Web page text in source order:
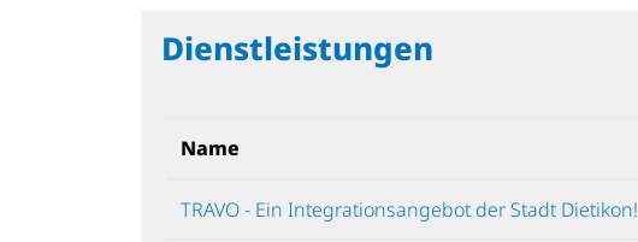
Dienstleistungen
Name
TRAVO - Ein Integrationsangebot der Stadt Dietikon!